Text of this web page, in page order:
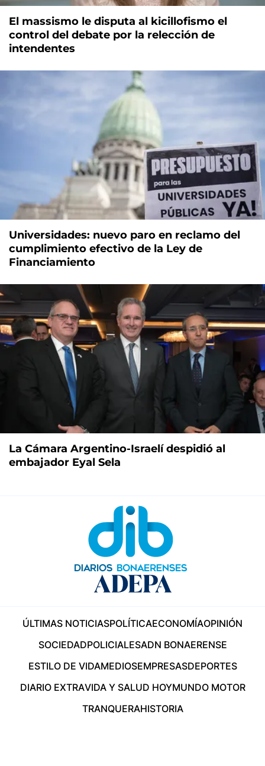
El massismo le disputa al kicillofismo el
control del debate por la relección de
intendentes
Universidades: nuevo paro en reclamo del
cumplimiento efectivo de la Ley de
Financiamiento
La Cámara Argentino-Israelí despidió al
embajador Eyal Sela
ÚLTIMAS NOTICIASPOLÍTICAECONOMÍAOPINIÓN
SOCIEDADPOLICIALESADN BONAERENSE
ESTILO DE VIDAMEDIOSEMPRESASDEPORTES
DIARIO EXTRAVIDA Y SALUD HOYMUNDO MOTOR
TRANQUERAHISTORIA